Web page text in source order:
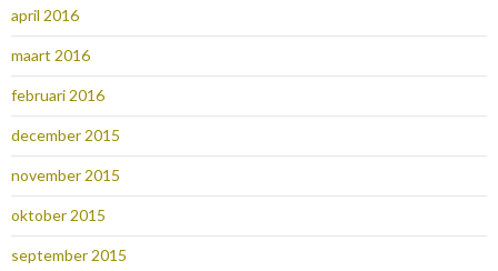
april 2016
maart 2016
februari 2016
december 2015
november 2015
oktober 2015
september 2015